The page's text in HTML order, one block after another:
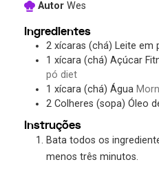
Autor Wes
Ingredientes
2 xícaras (chá) Leite em
1 xícara (chá) Açúcar
pó diet
1 xícara (chá) Água
2 Colheres (sopa) Óleo
Instruções
Bata todos os ingredientes no liquidificador, por pelo
menos três minutos.